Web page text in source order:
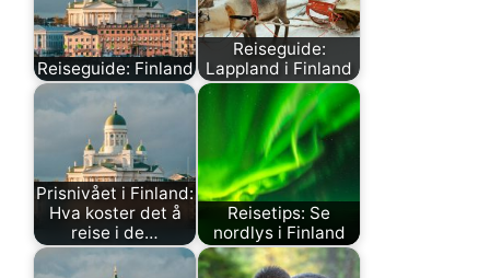
Reiseguide: Finland
Reiseguide:
Lappland i Finland
Prisnivået i Finland:
Hva koster det å
reise i de…
Reisetips: Se
nordlys i Finland